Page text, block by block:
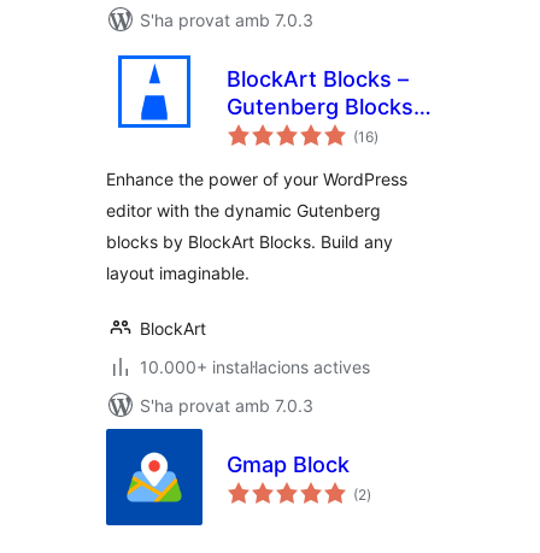
S'ha provat amb 7.0.3
BlockArt Blocks –
Gutenberg Blocks,
Page Builder Blocks
Plugin, Sections &
Template Library
(16puntuacions
totals
)
Enhance the power of your WordPress
editor with the dynamic Gutenberg
blocks by BlockArt Blocks. Build any
layout imaginable.
BlockArt
10.000+ instal·lacions actives
S'ha provat amb 7.0.3
Gmap Block
(2puntuacions
totals
)